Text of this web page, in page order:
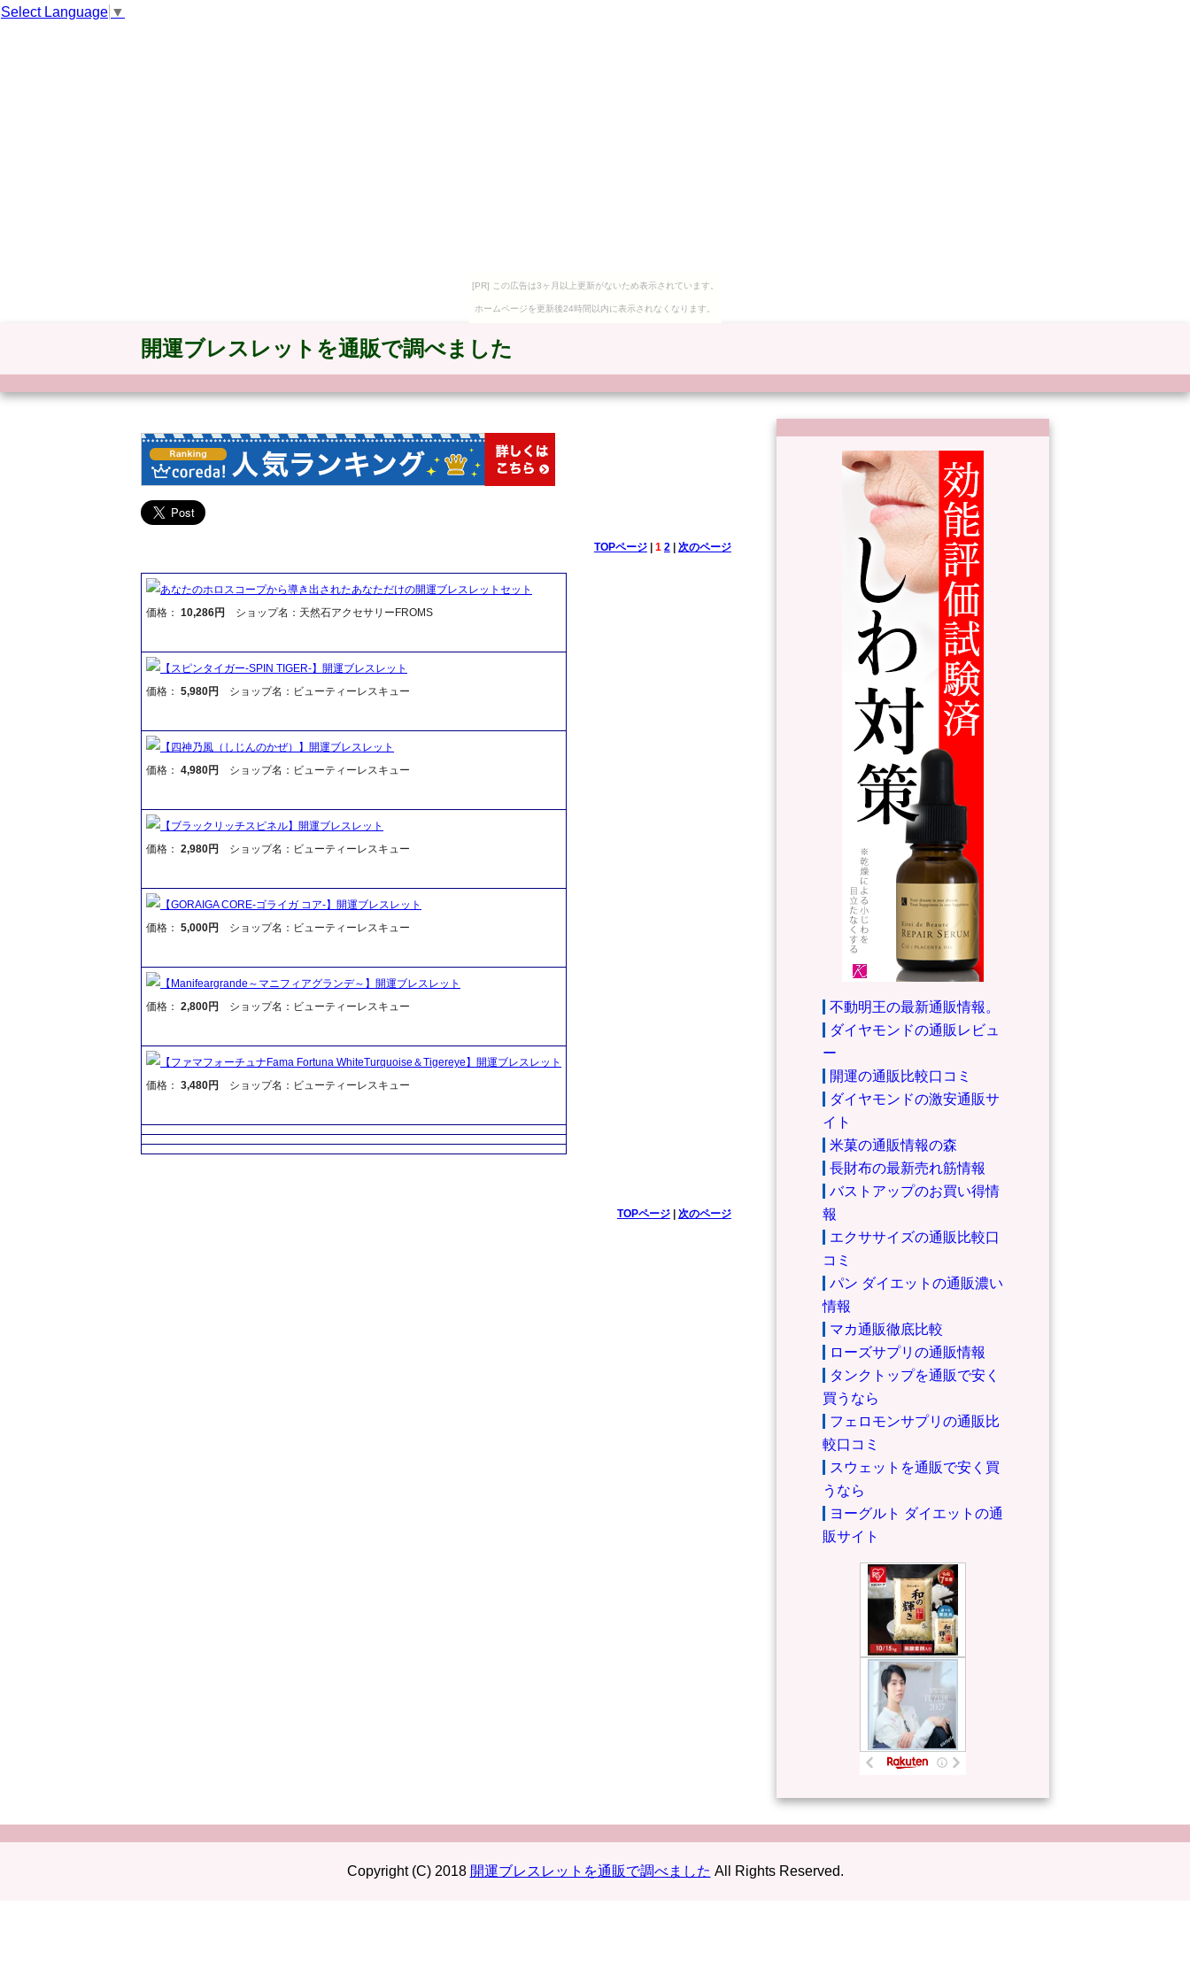
Select Language ▼
[PR] この広告は3ヶ月以上更新がないため表示されています。
ホームページを更新後24時間以内に表示されなくなります。
開運ブレスレットを通販で調べました
TOPページ| 1 2| 次のページ
あなたのホロスコープから導き出されたあなただけの開運ブレスレットセット
価格： 10,286円 ショップ名：天然石アクセサリーFROMS
【スピンタイガー-SPIN TIGER-】開運ブレスレット
価格： 5,980円 ショップ名：ビューティーレスキュー
【四神乃風（しじんのかぜ）】開運ブレスレット
価格： 4,980円 ショップ名：ビューティーレスキュー
【ブラックリッチスピネル】開運ブレスレット
価格： 2,980円 ショップ名：ビューティーレスキュー
【GORAIGA CORE-ゴライガ コア-】開運ブレスレット
価格： 5,000円 ショップ名：ビューティーレスキュー
【Manifeargrande～マニフィアグランデ～】開運ブレスレット
価格： 2,800円 ショップ名：ビューティーレスキュー
【ファマフォーチュナFama Fortuna WhiteTurquoise＆Tigereye】開運ブレスレット
価格： 3,480円 ショップ名：ビューティーレスキュー
TOPページ| 次のページ
不動明王の最新通販情報。
ダイヤモンドの通販レビュ
ー
開運の通販比較口コミ
ダイヤモンドの激安通販サ
イト
米菓の通販情報の森
長財布の最新売れ筋情報
バストアップのお買い得情
報
エクササイズの通販比較口
コミ
パン ダイエットの通販濃い
情報
マカ通販徹底比較
ローズサプリの通販情報
タンクトップを通販で安く
買うなら
フェロモンサプリの通販比
較口コミ
スウェットを通販で安く買
うなら
ヨーグルト ダイエットの通
販サイト
Copyright (C) 2018 開運ブレスレットを通販で調べました All Rights Reserved.